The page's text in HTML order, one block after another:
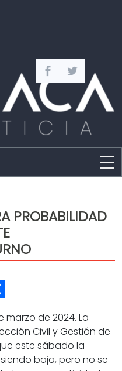
PROBABILIDAD
marzo de 2024. La
Civil y Gestión de
este sábado la
baja, pero no se